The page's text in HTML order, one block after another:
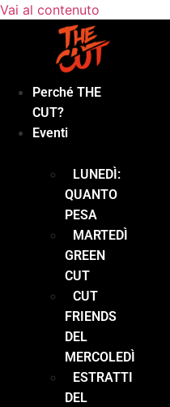
Vai al contenuto
Perché THE
CUT?
Eventi
LUNEDÌ:
QUANTO
PESA
MARTEDÌ
GREEN
CUT
CUT
FRIENDS
DEL
MERCOLEDÌ
ESTRATTI
DEL